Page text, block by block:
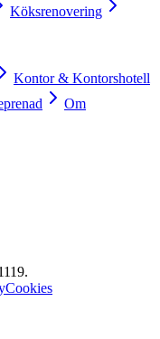
Köksrenovering
Kontor & Kontorshotell
Om
.
Cookies